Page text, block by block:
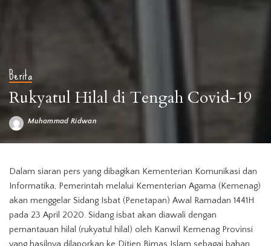
Berita
Rukyatul Hilal di Tengah Covid-19
Posted
Muhammad Ridwan
Dalam siaran pers yang dibagikan Kementerian Komunikasi dan
Informatika, Pemerintah melalui Kementerian Agama (Kemenag)
akan menggelar Sidang Isbat (Penetapan) Awal Ramadan 1441H
pada 23 April 2020. Sidang isbat akan diawali dengan
pemantauan hilal (rukyatul hilal) oleh Kanwil Kemenag Provinsi